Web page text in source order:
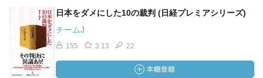
日本をダメにした10の裁判 (日経プレミアシリーズ)
チームJ
155 3.13 22